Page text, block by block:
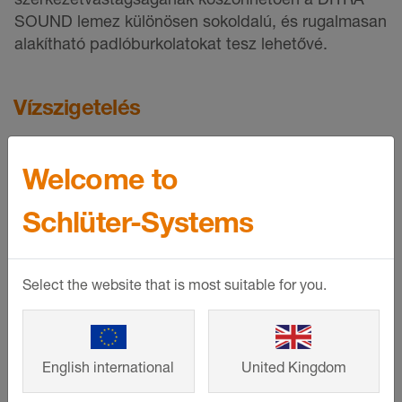
SOUND lemez különösen sokoldalú, és rugalmasan
alakítható padlóburkolatokat tesz lehetővé.
Vízszigetelés
Welcome to
Schlüter-Systems
Select the website that is most suitable for you.
English international United Kingdom